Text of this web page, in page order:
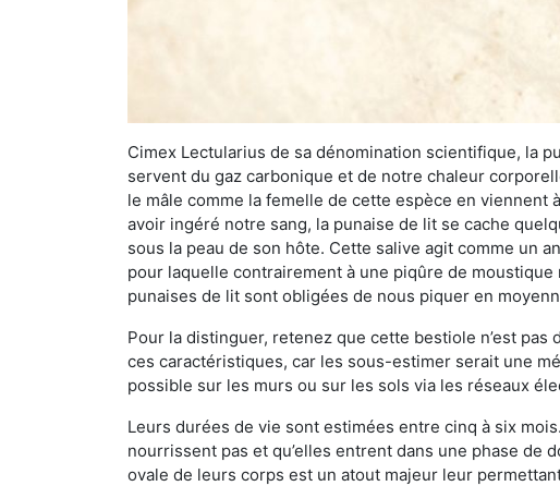
Cimex Lectularius de sa dénomination scientifique, la
servent du gaz carbonique et de notre chaleur
le mâle comme la femelle de cette espèce en viennent
avoir ingéré notre sang, la punaise de lit se cache
sous la peau de son hôte. Cette salive agit comme un
pour laquelle contrairement à une piqûre de
punaises de lit sont obligées de nous piquer en
Pour la distinguer, retenez que cette bestiole n’est pas
ces caractéristiques, car les sous-estimer serait une
possible sur les murs ou sur les sols via les réseaux
Leurs durées de vie sont estimées entre cinq à six
nourrissent pas et qu’elles entrent dans une phase de
ovale de leurs corps est un atout majeur leur